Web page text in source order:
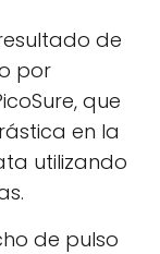
de
por
que
en la
utilizando
de pulso